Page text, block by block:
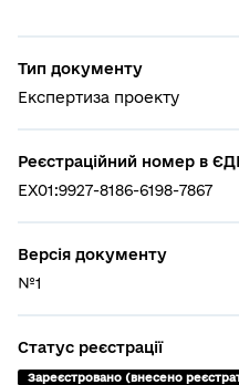
Тип документу
Експертиза проекту
Реєстраційний номер в
EX01:9927-8186-6198-7867
Версія документу
№1
Статус реєстрації
Зареєстровано (внесено